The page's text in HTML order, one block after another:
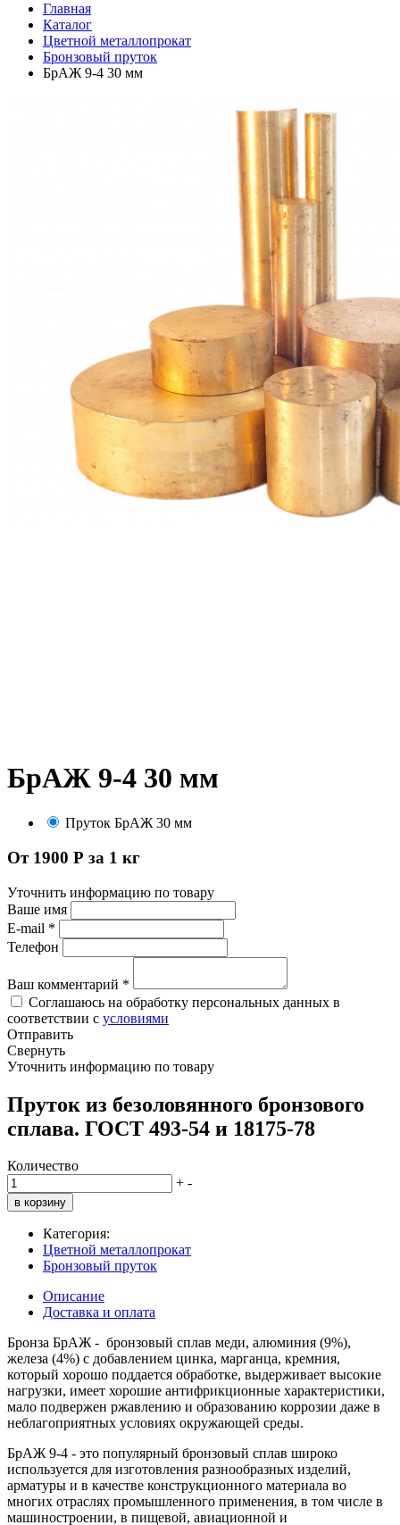
Главная
Каталог
Цветной металлопрокат
Бронзовый пруток
БрАЖ 9-4 30 мм
БрАЖ 9-4 30 мм
Пруток БрАЖ 30 мм
От 1900 Р за 1 кг
Уточнить информацию по товару
Ваше имя
E-mail *
Телефон
Ваш комментарий *
Соглашаюсь на обработку персональных данных в
соответствии с условиями
Отправить
Свернуть
Уточнить информацию по товару
Пруток из безоловянного бронзового
сплава. ГОСТ 493-54 и 18175-78
Количество
+ -
в корзину
Категория:
Цветной металлопрокат
Бронзовый пруток
Описание
Доставка и оплата
Бронза БрАЖ - бронзовый сплав меди, алюминия (9%),
железа (4%) с добавлением цинка, марганца, кремния,
который хорошо поддается обработке, выдерживает высокие
нагрузки, имеет хорошие антифрикционные характеристики,
мало подвержен ржавлению и образованию коррозии даже в
неблагоприятных условиях окружающей среды.
БрАЖ 9-4 - это популярный бронзовый сплав широко
используется для изготовления разнообразных изделий,
арматуры и в качестве конструкционного материала во
многих отраслях промышленного применения, в том числе в
машиностроении, в пищевой, авиационной и